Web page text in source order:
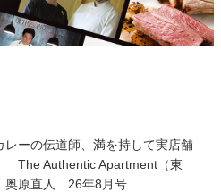
レーの伝道師、満を持して実店舗
The Authentic Apartment（東
原直人 26年8月号